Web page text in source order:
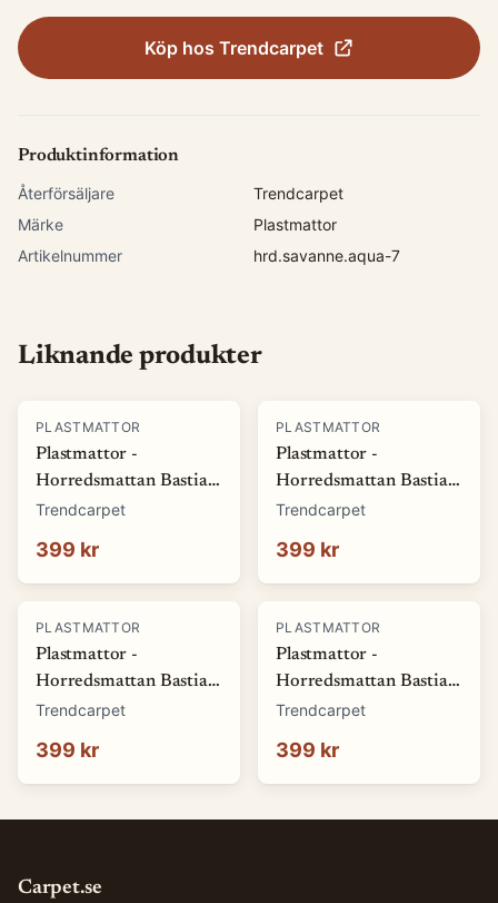
Köp hos Trendcarpet
Produktinformation
Återförsäljare
Trendcarpet
Märke
Plastmattor
Artikelnummer
hrd.savanne.aqua-7
Liknande produkter
PLASTMATTOR
Plastmattor -
Horredsmattan Bastian
(grön) (Storlek: 70 x 50
Trendcarpet
399 kr
PLASTMATTOR
Plastmattor -
Horredsmattan Bastian
(röd) (Storlek: 70 x 50
Trendcarpet
399 kr
PLASTMATTOR
Plastmattor -
Horredsmattan Bastian
(blå) (Storlek: 70 x 50
Trendcarpet
399 kr
PLASTMATTOR
Plastmattor -
Horredsmattan Bastian
(brun) (Storlek: 70 x 50
Trendcarpet
399 kr
Carpet.se